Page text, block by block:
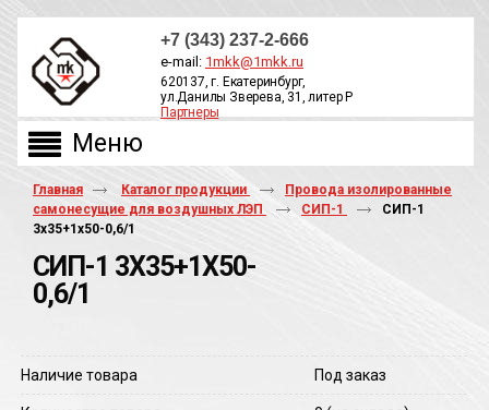
+7 (343) 237-2-666
e-mail: 1mkk@1mkk.ru
620137, г. Екатеринбург,
ул.Данилы Зверева, 31, литер Р
Партнеры
Главная Каталог продукции
Провода изолированные
самонесущие для воздушных ЛЭП
СИП-1
СИП-1
3х35+1х50-0,6/1
СИП-1 3Х35+1Х50-
0,6/1
Наличие товара Под заказ